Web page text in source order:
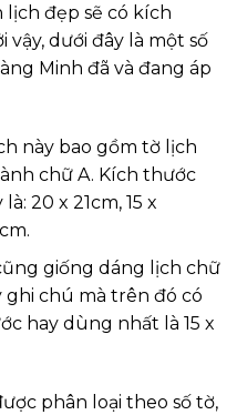
đẹp sẽ có kích
vậy, dưới đây là một số
Minh đã và đang áp
này bao gồm tờ lịch
chữ A. Kích thước
20 x 21cm, 15 x
giống dáng lịch chữ
ghi chú mà trên đó có
hay dùng nhất là 15 x
phân loại theo số tờ,